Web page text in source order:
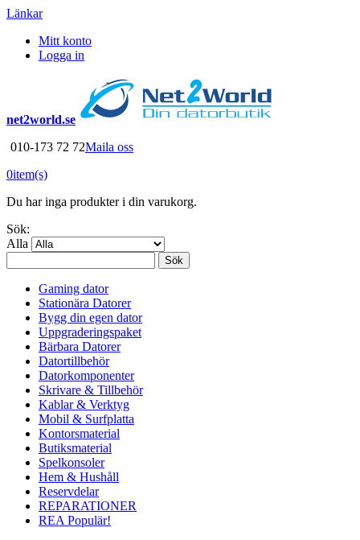
Länkar
Mitt konto
Logga in
net2world.se
010-173 72 72Maila oss
0item(s)
Du har inga produkter i din varukorg.
Sök:
Alla
Sök
Gaming dator
Stationära Datorer
Bygg din egen dator
Uppgraderingspaket
Bärbara Datorer
Datortillbehör
Datorkomponenter
Skrivare & Tillbehör
Kablar & Verktyg
Mobil & Surfplatta
Kontorsmaterial
Butiksmaterial
Spelkonsoler
Hem & Hushåll
Reservdelar
REPARATIONER
REA Populär!